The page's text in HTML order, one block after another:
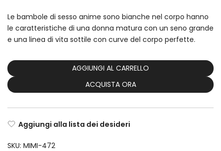
Le bambole di sesso anime sono bianche nel corpo hanno
le caratteristiche di una donna matura con un seno grande
e una linea di vita sottile con curve del corpo perfette.
AGGIUNGI AL CARRELLO
ACQUISTA ORA
Aggiungi alla lista dei desideri
SKU: MIMI-472